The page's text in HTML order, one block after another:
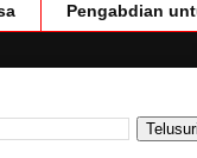
Pengabdian